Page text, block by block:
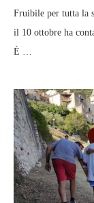
Fruibile per tutta la
il 10 ottobre ha
È …